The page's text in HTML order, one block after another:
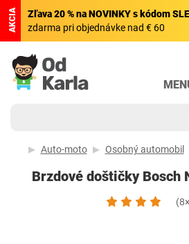
AKCIA Zľava 20 % na NOVINKY s kódom
zdarma pri objednávke nad € 60
Auto-moto Osobný automobil
Brzdové doštičky Bosch